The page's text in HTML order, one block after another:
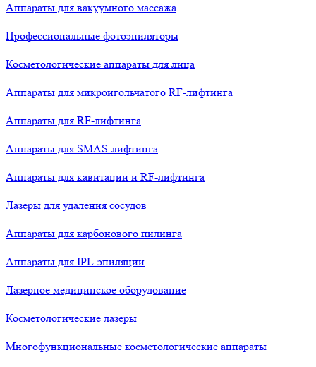
Аппараты для вакуумного массажа
Профессиональные фотоэпиляторы
Косметологические аппараты для лица
Аппараты для микроигольчатого RF-лифтинга
Аппараты для RF-лифтинга
Аппараты для SMAS-лифтинга
Аппараты для кавитации и RF-лифтинга
Лазеры для удаления сосудов
Аппараты для карбонового пилинга
Аппараты для IPL-эпиляции
Лазерное медицинское оборудование
Косметологические лазеры
Многофункциональные косметологические аппараты